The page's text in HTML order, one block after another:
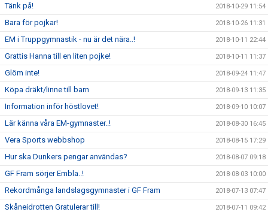
Tänk på! 2018-10-29 11:54
Bara för pojkar! 2018-10-26 11:31
EM i Truppgymnastik - nu är det nära..! 2018-10-11 22:44
Grattis Hanna till en liten pojke! 2018-10-11 11:37
Glöm inte! 2018-09-24 11:47
Köpa dräkt/linne till barn 2018-09-13 11:35
Information inför höstlovet! 2018-09-10 10:07
Lär känna våra EM-gymnaster..! 2018-08-30 16:45
Vera Sports webbshop 2018-08-15 17:29
Hur ska Dunkers pengar användas? 2018-08-07 09:18
GF Fram sörjer Embla..! 2018-08-03 10:00
Rekordmånga landslagsgymnaster i GF Fram 2018-07-13 07:47
Skåneidrotten Gratulerar till! 2018-07-11 09:42